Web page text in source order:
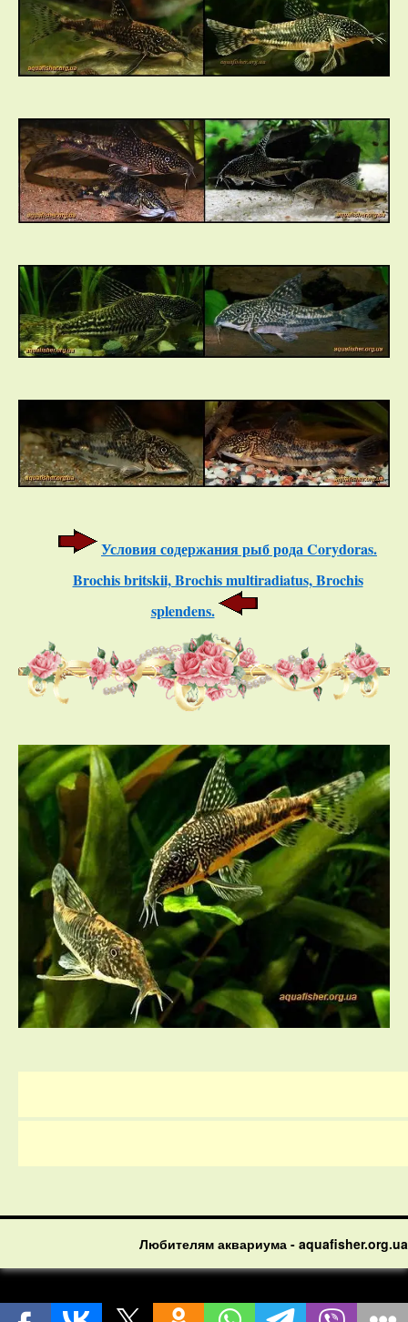
Условия содержания рыб рода Corydoras.
Brochis britskii, Brochis multiradiatus, Brochis
splendens.
Любителям аквариума - aquafisher.org.ua